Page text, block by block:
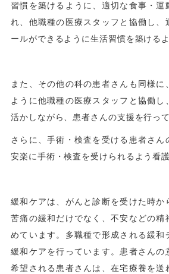
習慣を築けるように、適切な食事・運
れ、他職種の医療スタッフと協働し、
ールができるように生活習慣を築ける
また、その他の科の患者さんも同様に
ように他職種の医療スタッフと協働し
活かしながら、患者さんの支援を行って
さらに、手術・検査を受ける患者さん
安楽に手術・検査を受けられるよう看
緩和ケアは、がんと診断を受けた時か
苦痛の緩和だけでなく、不安などの精
めています。多職種で形成される緩和
緩和ケアを行っています。患者さんの
希望される患者さんは、在宅療養を送